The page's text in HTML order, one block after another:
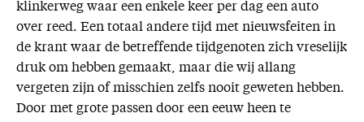
klinkerweg waar een enkele keer per dag een auto
over reed. Een totaal andere tijd met nieuwsfeiten in
de krant waar de betreffende tijdgenoten zich vreselijk
druk om hebben gemaakt, maar die wij allang
vergeten zijn of misschien zelfs nooit geweten hebben.
Door met grote passen door een eeuw heen te